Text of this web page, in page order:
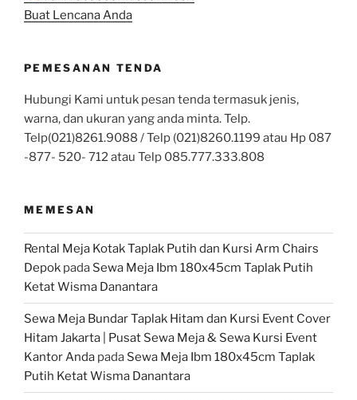
Buat Lencana Anda
PEMESANAN TENDA
Hubungi Kami untuk pesan tenda termasuk jenis,
warna, dan ukuran yang anda minta. Telp.
Telp(021)8261.9088 / Telp (021)8260.1199 atau Hp 087
-877- 520- 712 atau Telp 085.777.333.808
MEMESAN
Rental Meja Kotak Taplak Putih dan Kursi Arm Chairs
Depok pada Sewa Meja Ibm 180x45cm Taplak Putih
Ketat Wisma Danantara
Sewa Meja Bundar Taplak Hitam dan Kursi Event Cover
Hitam Jakarta | Pusat Sewa Meja & Sewa Kursi Event
Kantor Anda pada Sewa Meja Ibm 180x45cm Taplak
Putih Ketat Wisma Danantara